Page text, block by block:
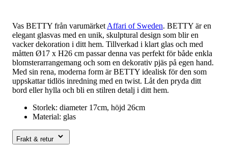
Vas BETTY från varumärket Affari of Sweden. BETTY är en
elegant glasvas med en unik, skulptural design som blir en
vacker dekoration i ditt hem. Tillverkad i klart glas och med
måtten Ø17 x H26 cm passar denna vas perfekt för både enkla
blomsterarrangemang och som en dekorativ pjäs på egen hand.
Med sin rena, moderna form är BETTY idealisk för den som
uppskattar tidlös inredning med en twist. Låt den pryda ditt
bord eller hylla och bli en stilren detalj i ditt hem.
Storlek: diameter 17cm, höjd 26cm
Material: glas
Frakt & retur